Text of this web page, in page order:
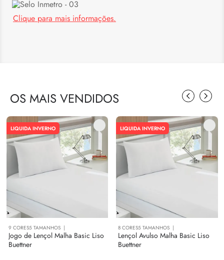
Clique para mais informações.
OS MAIS VENDIDOS
LIQUIDA INVERNO
9CORES5TAMANHOS
Jogo de Lençol Malha Basic Liso
Buettner
LIQUIDA INVERNO
8 CORES5 TAMANHOS
Lençol Avulso Malha Basic Liso
Buettner